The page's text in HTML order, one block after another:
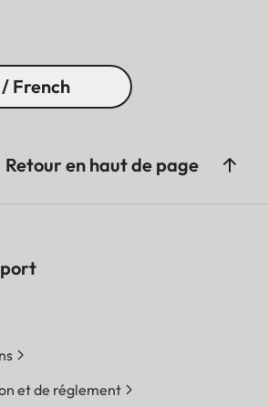
French
Retour en haut de page
et de réglement